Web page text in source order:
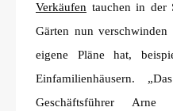
Verkäufen tauchen in der
Gärten nun
eigene Pläne hat,
Einfamilienhäusern.
Geschäftsführer